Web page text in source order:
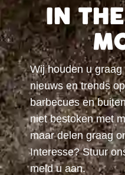
IN
Wij houden u
nieuws en trends
barbecues en
niet bestoken met
maar delen graag
Interesse? Stuur
meld u aan.